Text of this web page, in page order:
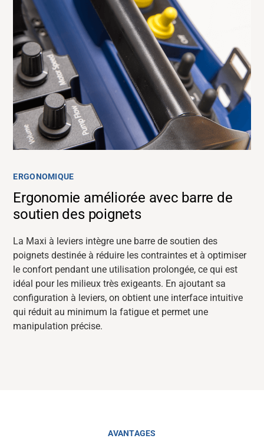
ERGONOMIQUE
Ergonomie améliorée avec barre de
soutien des poignets
La Maxi à leviers intègre une barre de soutien des
poignets destinée à réduire les contraintes et àoptimiser
le confort pendant une utilisation prolongée, ce qui est
idéal pour les milieux très exigeants. En ajoutant sa
configuration à leviers, on obtient une interface intuitive
qui réduit au minimum la fatigue et permet une
manipulation précise.
AVANTAGES